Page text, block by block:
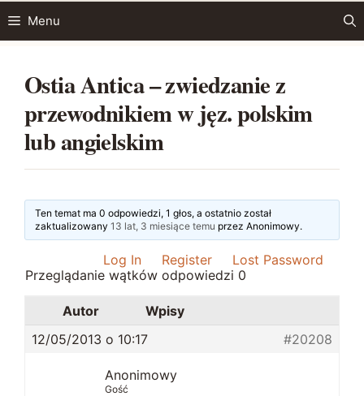
Menu
Ostia Antica – zwiedzanie z
przewodnikiem w jęz. polskim
lub angielskim
Ten temat ma 0 odpowiedzi, 1 głos, a ostatnio został
zaktualizowany 13 lat, 3 miesiące temu przez Anonimowy.
Log In Register
Lost Password
Przeglądanie wątków odpowiedzi 0
Autor
Wpisy
12/05/2013 o 10:17
#20208
Anonimowy
Gość